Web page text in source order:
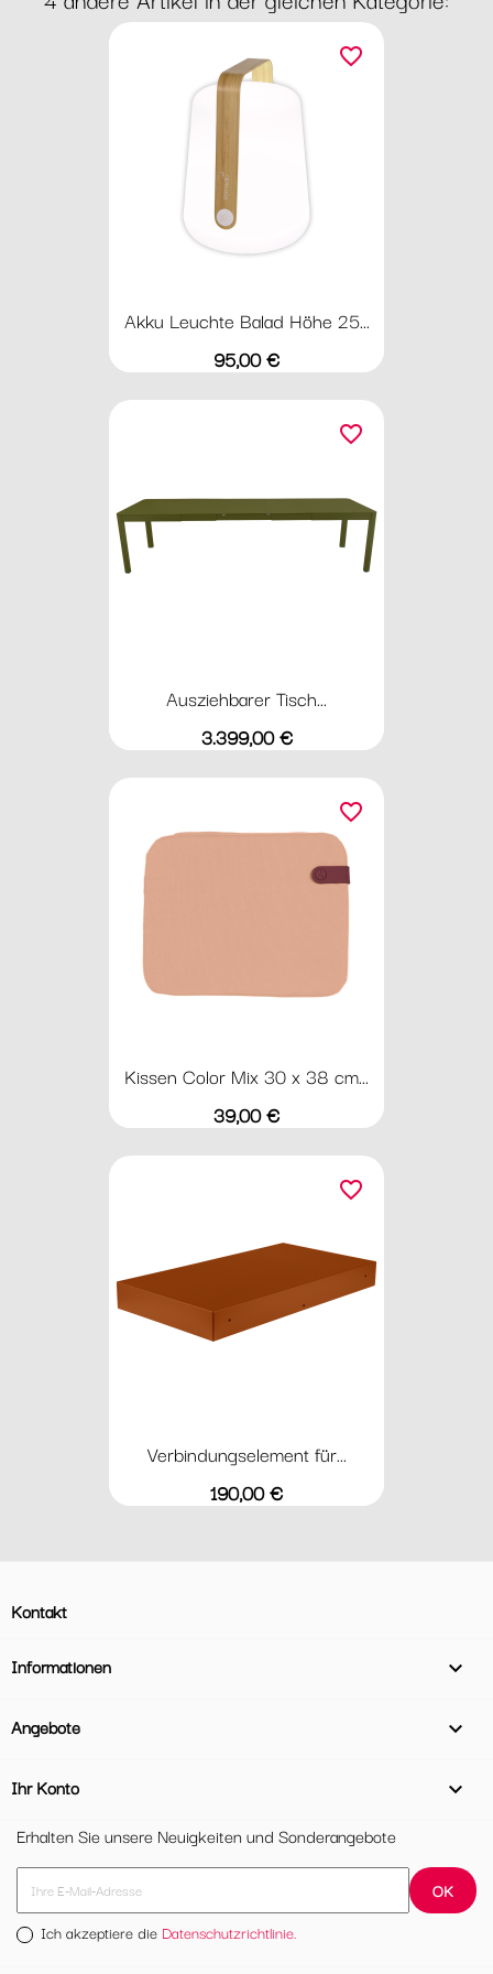
Akku Leuchte Balad Höhe 25...
Preis
95,00 €
favorite_border
Ausziehbarer Tisch...
Preis
3.399,00 €
favorite_border
Kissen Color Mix 30 x 38 cm...
Preis
39,00 €
favorite_border
Verbindungselement für...
Preis
190,00 €
favorite_border
Kontakt
Informationen 
Angebote 
Ihr Konto

Erhalten Sie unsere Neuigkeiten und Sonderangebote
Ich akzeptiere die Datenschutzrichtlinie.